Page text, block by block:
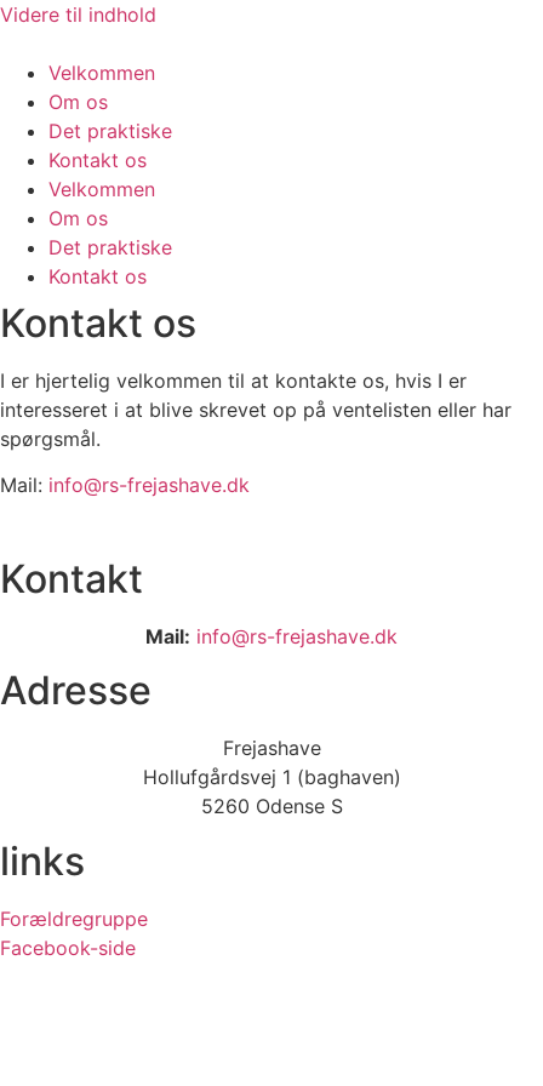
Videre til indhold
Velkommen
Om os
Det praktiske
Kontakt os
Velkommen
Om os
Det praktiske
Kontakt os
Kontakt os
I er hjertelig velkommen til at kontakte os, hvis I er
interesseret i at blive skrevet op på ventelisten eller har
spørgsmål.
Mail: info@rs-frejashave.dk
Kontakt
Mail: info@rs-frejashave.dk
Adresse
Frejashave
Hollufgårdsvej 1 (baghaven)
5260 Odense S
links
Forældregruppe
Facebook-side